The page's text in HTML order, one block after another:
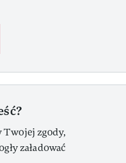
zgody,
załadować